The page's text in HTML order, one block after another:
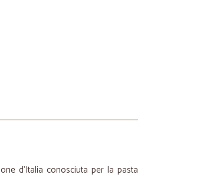
d’Italia conosciuta per la pasta